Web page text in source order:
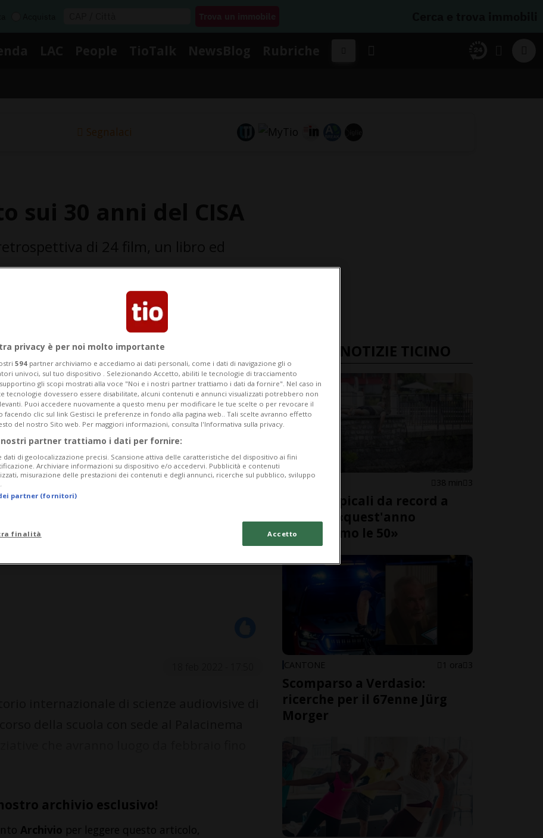
Segnalaci
archivio esclusivo!
Archivio per leggere questo articolo,
ULTIME NOTIZIE TICINO
CANTONE 38 min 3
Notti tropicali da record a
Lugano, «quest'anno
supereremo le 50»
CANTONE 1 ora 3
Scomparso a Verdasio:
ricerche per il 67enne Jürg
Morger
privacy è per noi molto importante
594 partner archiviamo e accediamo ai dati personali, come i dati di navigazione gli o
univoci, sul tuo dispositivo . Selezionando Accetto, abiliti le tecnologie di tracciamento
gli scopi mostrati alla voce "Noi e i nostri partner trattiamo i dati da fornire". Nel caso in
tecnologie dovessero essere disabilitate, alcuni contenuti e annunci visualizzati potrebbero non
Puoi accedere nuovamente a questo menu per modificare le tue scelte o per revocare il
facendo clic sul link Gestisci le preferenze in fondo alla pagina web.. Tali scelte avranno effetto
del nostro Sito web. Per maggiori informazioni, consulta l'Informativa sulla privacy.
nostri partner trattiamo i dati per fornire:
dati di geolocalizzazione precisi. Scansione attiva delle caratteristiche del dispositivo ai fini
Archiviare informazioni su dispositivo e/o accedervi. Pubblicità e contenuti
misurazione delle prestazioni dei contenuti e degli annunci, ricerche sul pubblico, sviluppo
partner (fornitori)
finalità Accetto